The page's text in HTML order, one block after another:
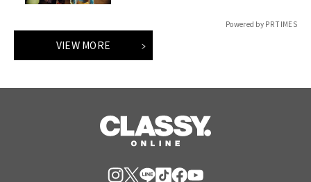
Powered by PR TIMES
VIEW MORE